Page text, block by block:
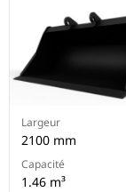
Largeur
2100 mm
Capacité
1.46 m³